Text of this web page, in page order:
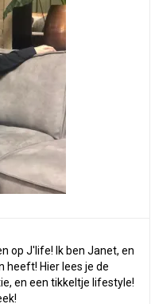
op J'life! Ik ben Janet, en
heeft! Hier lees je de
en een tikkeltje lifestyle!
!